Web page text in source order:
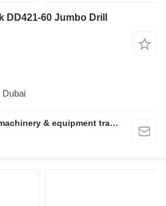
60 Jumbo Drill
Dubai
Alirtifah used building machinery & equipment trading llc